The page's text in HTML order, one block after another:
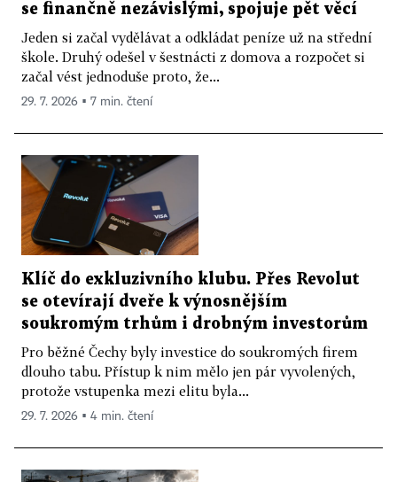
se finančně nezávislými, spojuje pět věcí
Jeden si začal vydělávat a odkládat peníze už na střední
škole. Druhý odešel v šestnácti z domova a rozpočet si
začal vést jednoduše proto, že...
29. 7. 2026 ▪ 7 min. čtení
Klíč do exkluzivního klubu. Přes Revolut
se otevírají dveře k výnosnějším
soukromým trhům i drobným investorům
Pro běžné Čechy byly investice do soukromých firem
dlouho tabu. Přístup k nim mělo jen pár vyvolených,
protože vstupenka mezi elitu byla...
29. 7. 2026 ▪ 4 min. čtení